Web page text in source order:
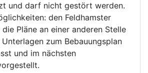
und darf nicht gestört werden.
den Feldhamster
Pläne an einer anderen Stelle
zum Bebauungsplan
und im nächsten